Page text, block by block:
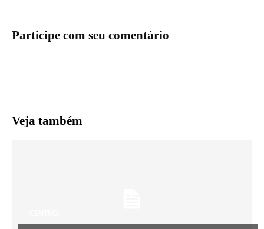
Participe com seu comentário
Veja também